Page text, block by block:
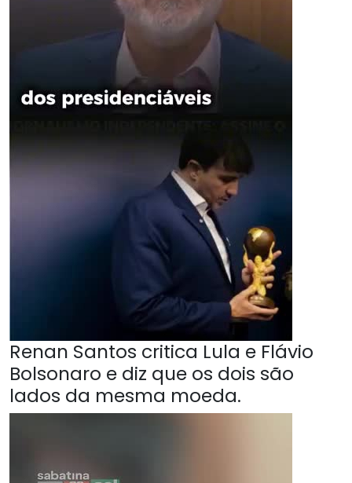
Renan Santos critica Lula e Flávio
Bolsonaro e diz que os dois são
lados da mesma moeda.